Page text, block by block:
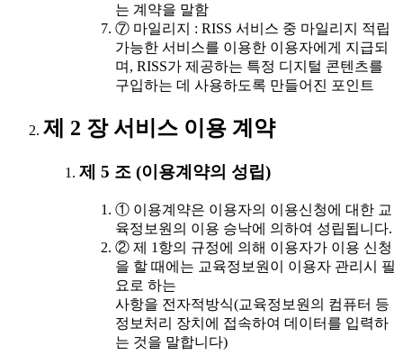
는 계약을 말함
⑦ 마일리지 : RISS 서비스 중 마일리지 적립
가능한 서비스를 이용한 이용자에게 지급되
며, RISS가 제공하는 특정 디지털 콘텐츠를
구입하는 데 사용하도록 만들어진 포인트
제 2 장 서비스 이용 계약
제 5 조 (이용계약의 성립)
① 이용계약은 이용자의 이용신청에 대한 교
육정보원의 이용 승낙에 의하여 성립됩니다.
② 제 1항의 규정에 의해 이용자가 이용 신청
을 할 때에는 교육정보원이 이용자 관리시 필
요로 하는
사항을 전자적방식(교육정보원의 컴퓨터 등
정보처리 장치에 접속하여 데이터를 입력하
는 것을 말합니다)